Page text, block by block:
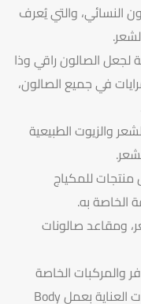
النسائي، والتي يُعرف
لجعل الصالون راقي وذا
في جميع الصالون،
والزيوت الطبيعية
للمكياج
الخاصة به.
ومقاعد صالونات
والمركبات الخاصة
بتلميع الأظافر، وكذلك وجود منتجات العناية بعمل Body